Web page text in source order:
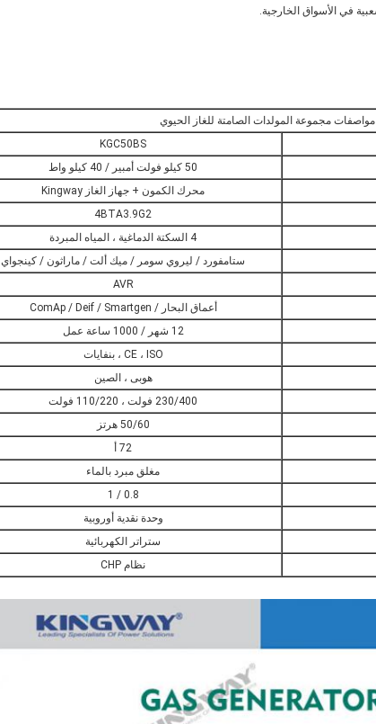
مواصفات مجموعة المولدات الصامتة للغاز الحيوي
KGC50BS
50 كيلو فولت أمبير / 40 كيلو واط
محرك الكمون + جهاز الغاز Kingway
4BTA3.9G2
4 السكتة الدماغية ، المياه المبردة
ستامفورد / ليروي سومر / ميك ألت / ماراثون / كينجواي
AVR
أعماق البحار / ComAp / Deif / Smartgen
12 شهر / 1000 ساعة عمل
CE ، ISO ، بنفايات
هوبى ، الصين
230/400 فولت ، 110/220 فولت
50/60 هرتز
72 أ
مغلق مبرد بالماء
0.8 / 1
وحدة نقدية أوروبية
ستراتر الكهربائية
نظام CHP